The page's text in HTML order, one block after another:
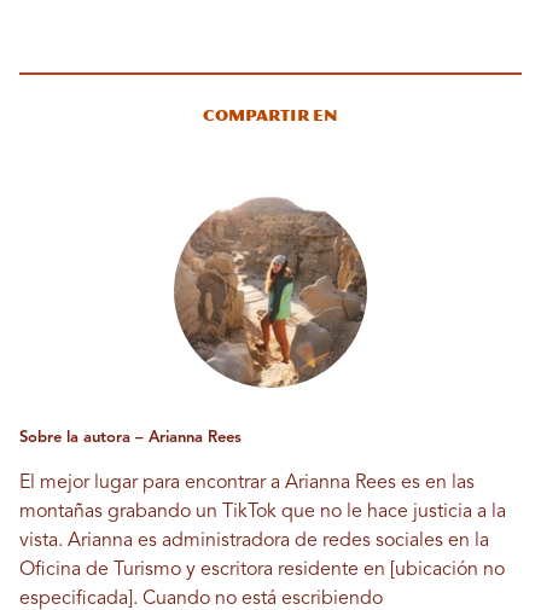
Compartir en
Sobre la autora – Arianna Rees
El mejor lugar para encontrar a Arianna Rees es en las
montañas grabando un TikTok que no le hace justicia a la
vista. Arianna es administradora de redes sociales en la
Oficina de Turismo y escritora residente en [ubicación no
especificada]. Cuando no está escribiendo